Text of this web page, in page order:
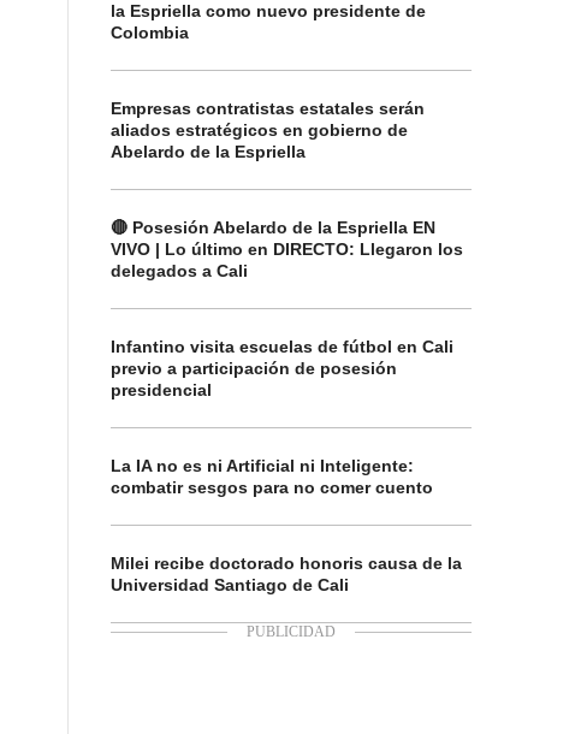
la Espriella como nuevo presidente de
Colombia
Empresas contratistas estatales serán
aliados estratégicos en gobierno de
Abelardo de la Espriella
🔴 Posesión Abelardo de la Espriella EN
VIVO | Lo último en DIRECTO: Llegaron los
delegados a Cali
Infantino visita escuelas de fútbol en Cali
previo a participación de posesión
presidencial
La IA no es ni Artificial ni Inteligente:
combatir sesgos para no comer cuento
Milei recibe doctorado honoris causa de la
Universidad Santiago de Cali